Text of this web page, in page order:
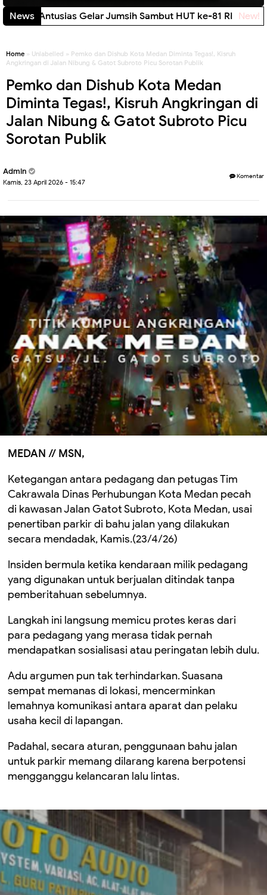
News Antusias Gelar Jumsih Sambut HUT ke-81 RI New!
Home » Unlabelled » Pemko dan Dishub Kota Medan Diminta Tegas!, Kisruh
Angkringan di Jalan Nibung & Gatot Subroto Picu Sorotan Publik
Pemko dan Dishub Kota Medan
Diminta Tegas!, Kisruh Angkringan di
Jalan Nibung & Gatot Subroto Picu
Sorotan Publik
Admin
Kamis, 23 April 2026 - 15:47
Komentar
MEDAN // MSN,
Ketegangan antara pedagang dan petugas Tim
Cakrawala Dinas Perhubungan Kota Medan pecah
di kawasan Jalan Gatot Subroto, Kota Medan, usai
penertiban parkir di bahu jalan yang dilakukan
secara mendadak, Kamis.(23/4/26)
Insiden bermula ketika kendaraan milik pedagang
yang digunakan untuk berjualan ditindak tanpa
pemberitahuan sebelumnya.
Langkah ini langsung memicu protes keras dari
para pedagang yang merasa tidak pernah
mendapatkan sosialisasi atau peringatan lebih dulu.
Adu argumen pun tak terhindarkan. Suasana
sempat memanas di lokasi, mencerminkan
lemahnya komunikasi antara aparat dan pelaku
usaha kecil di lapangan.
Padahal, secara aturan, penggunaan bahu jalan
untuk parkir memang dilarang karena berpotensi
mengganggu kelancaran lalu lintas.